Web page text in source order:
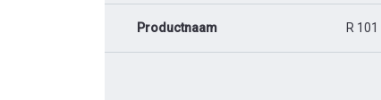
Productnaam R 101